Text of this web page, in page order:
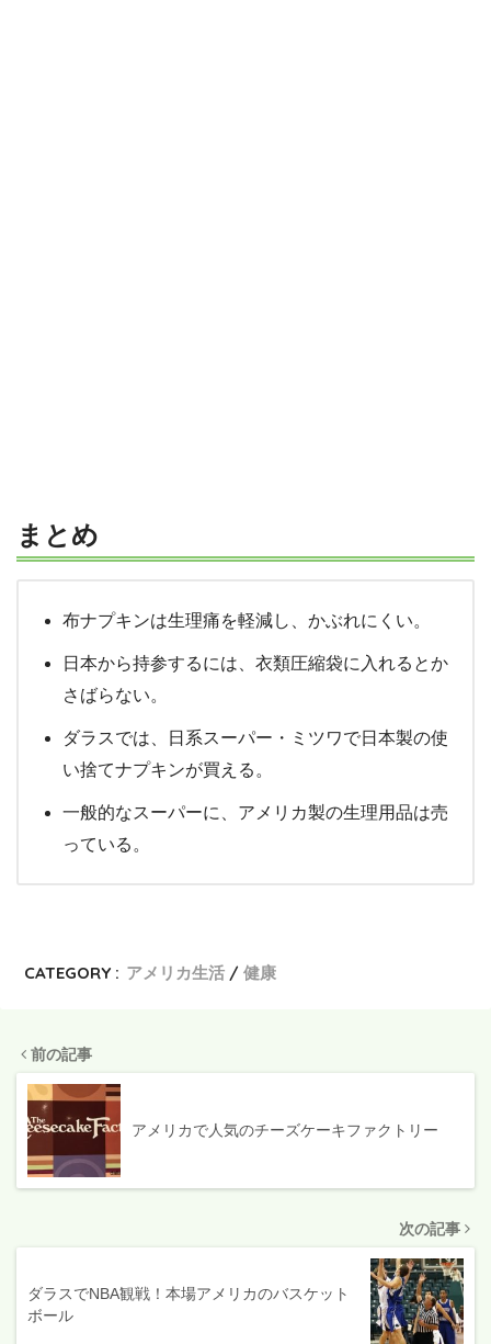
まとめ
布ナプキンは生理痛を軽減し、かぶれにくい。
日本から持参するには、衣類圧縮袋に入れるとか
さばらない。
ダラスでは、日系スーパー・ミツワで日本製の使
い捨てナプキンが買える。
一般的なスーパーに、アメリカ製の生理用品は売
っている。
CATEGORY : アメリカ生活 健康
前の記事
アメリカで人気のチーズケーキファクトリー
次の記事
ダラスでNBA観戦！本場アメリカのバスケット
ボール